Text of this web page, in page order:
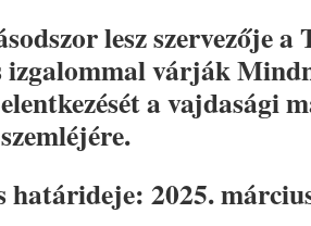
lesz szervezője a
izgalommal várják
a vajdasági
határideje: 2025.